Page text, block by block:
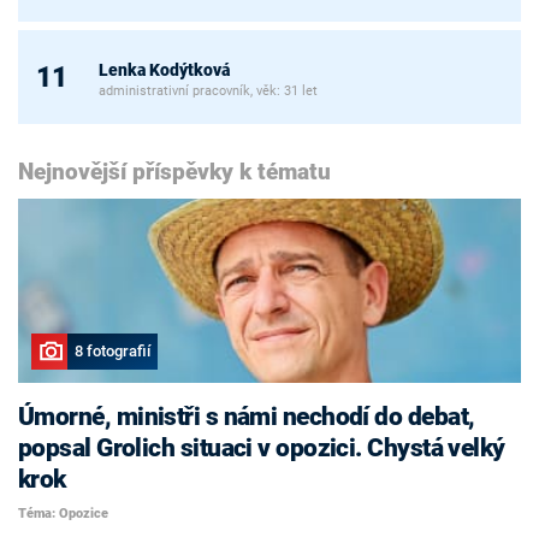
11 Lenka Kodýtková
administrativní pracovník, věk: 31 let
Nejnovější příspěvky k tématu
8 fotografií
Úmorné, ministři s námi nechodí do debat,
popsal Grolich situaci v opozici. Chystá velký
krok
Téma: Opozice